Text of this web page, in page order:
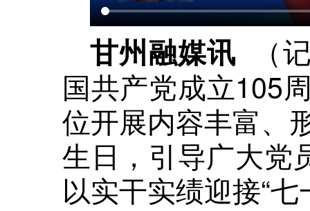
甘州融媒讯
（
国共产党成立105
位开展内容丰富、
生日，引导广大党
以实干实绩迎接“